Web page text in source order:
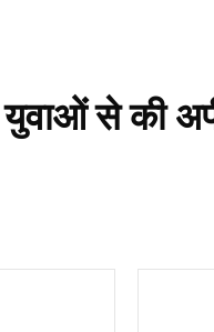
युवाओं से की